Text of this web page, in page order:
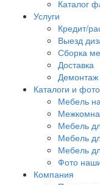
Каталог
Услуги
Кредит/
Выезд
Сборка
Доставка
Демонтаж
Каталоги и фото
Мебель
Мебель
Мебель
Мебель
Фото
Компания